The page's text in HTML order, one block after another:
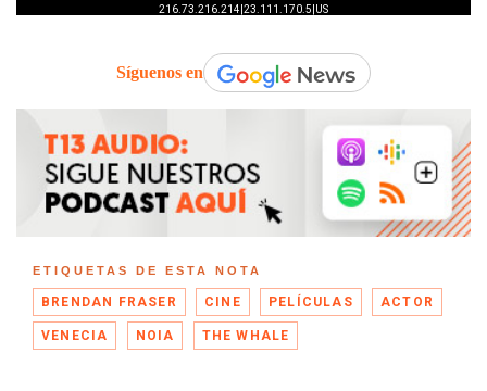
Síguenos en
ETIQUETAS DE ESTA NOTA
BRENDAN FRASER CINE PELÍCULAS ACTOR
VENECIA NOIA THE WHALE